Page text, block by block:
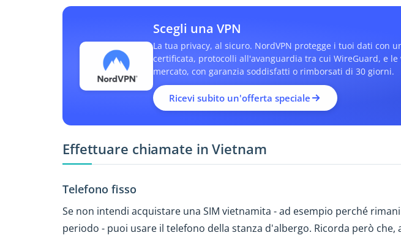
Scegli una VPN
La tua privacy, al sicuro. NordVPN protegge i tuoi dati con
certificata, protocolli all'avanguardia tra cui WireGuard, e le
mercato, con garanzia soddisfatti o rimborsati di 30 giorni.
Ricevi subito un'offerta speciale
Effettuare chiamate in Vietnam
Telefono fisso
Se non intendi acquistare una SIM vietnamita - ad esempio perché
periodo - puoi usare il telefono della stanza d'albergo. Ricorda però che,